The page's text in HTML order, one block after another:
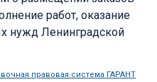
работ, оказание
нужд Ленинградской
правовая система ГАРАНТ